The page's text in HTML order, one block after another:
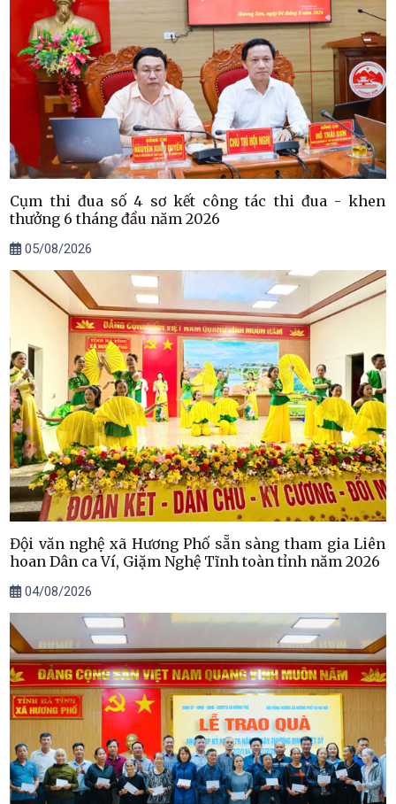
Cụm thi đua số 4 sơ kết công tác thi đua - khen
thưởng 6 tháng đầu năm 2026
05/08/2026
Đội văn nghệ xã Hương Phố sẵn sàng tham gia Liên
hoan Dân ca Ví, Giặm Nghệ Tĩnh toàn tỉnh năm 2026
04/08/2026